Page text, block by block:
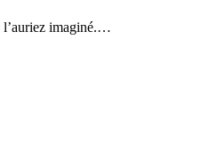
l’auriez imaginé.…